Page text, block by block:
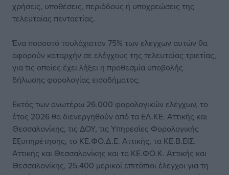
χρήσεις, υποθέσεις, περιόδους ή υποχρεώσεις της
τελευταίας πενταετίας.
Ένα ποσοστό τουλάχιστον 75% των ελέγχων αυτών θα
αφορούν καταρχήν σε ελέγχους της τελευταίας τριετίας,
για τις οποίες έχει λήξει η προθεσμία υποβολής
δήλωσης φορολογίας εισοδήματος.
Εκτός των ανωτέρω 26.000 φορολογικών ελέγχων, το
έτος 2026 θα διενεργηθούν από τα ΕΛ.ΚΕ. Αττικής και
Θεσσαλονίκης, τις ΔΟΥ, τις Υπηρεσίες Φορολογικής
Εξυπηρέτησης, το ΚΕ.ΦΟ.Δ.Ε. Αττικής, τα ΚΕ.Β.ΕΙΣ.
Αττικής και Θεσσαλονίκης και τα ΚΕ.ΦΟ.Κ. Αττικής και
Θεσσαλονίκης, 25.400 μερικοί επιτόπιοι έλεγχοι για τη